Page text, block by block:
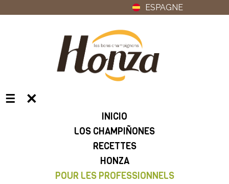
ESPAGNE
☰ ✕
INICIO
LOS CHAMPIÑONES
RECETTES
HONZA
POUR LES PROFESSIONNELS